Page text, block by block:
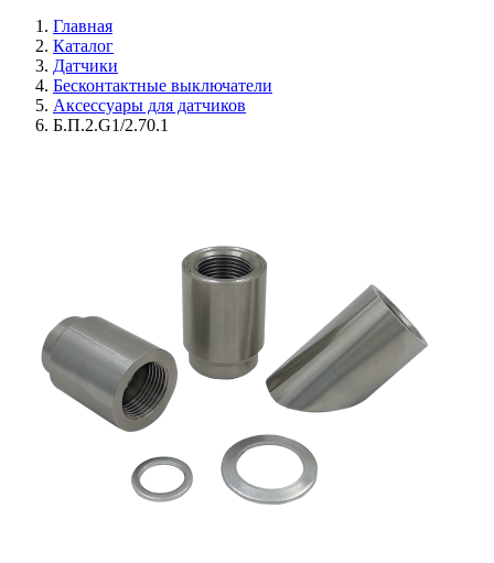
Главная
Каталог
Датчики
Бесконтактные выключатели
Аксессуары для датчиков
Б.П.2.G1/2.70.1